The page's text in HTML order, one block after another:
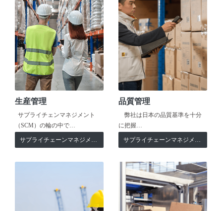
生産管理
サプライチェンマネジメント
（SCM）の輪の中で…
サプライチェーンマネジメント
品質管理
弊社は日本の品質基準を十分
に把握…
サプライチェーンマネジメント